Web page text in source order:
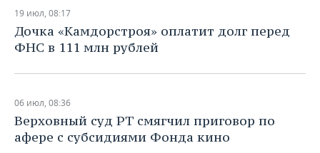
19 июл, 08:17
Дочка «Камдорстроя» оплатит долг перед
ФНС в 111 млн рублей
06 июл, 08:36
Верховный суд РТ смягчил приговор по
афере с субсидиями Фонда кино